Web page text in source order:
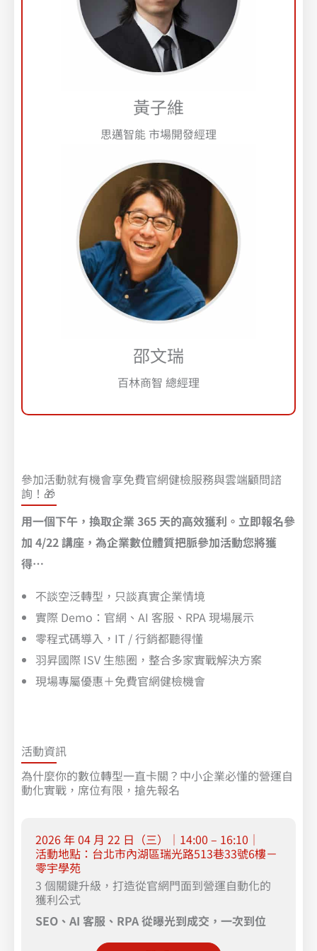
黃子維
思邁智能 市場開發經理
邵文瑞
百林商智 總經理
參加活動就有機會享免費官網健檢服務與雲端顧問諮
詢！🎁​
用一個下午，換取企業 365 天的高效獲利。立即報名參
加 4/22 講座，為企業數位體質把脈參加活動您將獲
得…
不談空泛轉型，只談真實企業情境
實際 Demo：官網、AI 客服、RPA 現場展示
零程式碼導入，IT / 行銷都聽得懂
羽昇國際 ISV 生態圈，整合多家實戰解決方案
現場專屬優惠＋免費官網健檢機會
活動資訊
為什麼你的數位轉型一直卡關？中小企業必懂的營運自
動化實戰，席位有限，搶先報名
2026 年 04 月 22 日（三）｜14:00 – 16:10｜
活動地點：台北市內湖區瑞光路513巷33號6樓－
零宇學苑
3 個關鍵升級，打造從官網門面到營運自動化的
獲利公式
SEO 、AI 客服、RPA 從曝光到成交，一次到位